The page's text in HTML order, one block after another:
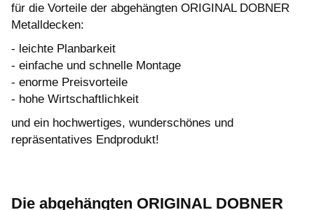
für die Vorteile der abgehängten ORIGINAL DOBNER
Metalldecken:
- leichte Planbarkeit
- einfache und schnelle Montage
- enorme Preisvorteile
- hohe Wirtschaftlichkeit
und ein hochwertiges, wunderschönes und
repräsentatives Endprodukt!
Die abgehängten ORIGINAL DOBNER